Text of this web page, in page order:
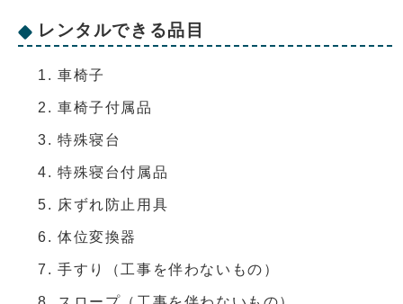
レンタルできる品目
車椅子
車椅子付属品
特殊寝台
特殊寝台付属品
床ずれ防止用具
体位変換器
手すり（工事を伴わないもの）